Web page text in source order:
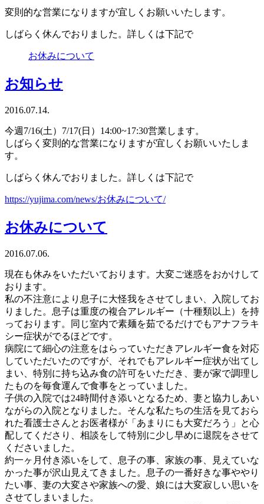
変則的な営業になりますが宜しくお願いいたします。
しばらく休んでおりました。詳しくは下記で
お休みについて
お知らせ
2016.07.14.
今週7/16(土）7/17(日）14:00~17:30営業します。
しばらく変則的な営業になりますが宜しくお願いいたしま
す。
しばらく休んでおりました。詳しくは下記で
https://yujima.com/news/お休みについて/
お休みについて
2016.07.06.
現在も休みをいただいております。大変ご迷惑をおかけして
おります。
私の不注意により息子に大怪我をさせてしまい、入院してお
りました。息子は重度の複合アレルギー（十種類以上）を持
っております。同じ室内で素麺を茹でるだけでもアナフラキ
シー症状がでるほどです。
病院にて細心の注意をはらっていただきアレルギー食を対応
していただいたのですが、それでもアレルギー症状が出てし
まい、特別に持ち込み食の許可をいただき、妻が家で調理し
たものを毎食運んで食事をとっていました。
子供の入院では24時間付き添いとなるため、妻と協力しあい
ながらの入院となりました。そんな私たちの生活を見ておら
れた看護士さんとお医者様が「あまりにも大変だろう」と心
配してくださり、相談をして特別に少し早めに退院をさせて
くださいました。
約一ヶ月付き添いをして、息子の事、家族の事、見えていな
かった事が沢山見えてきました。息子の一番好きな事ややり
たい事、妻の大変さや家族への愛、娘には大変寂しい思いを
させてしまいました。